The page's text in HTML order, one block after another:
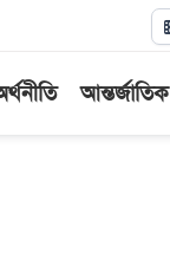
আন্তর্জাতিক